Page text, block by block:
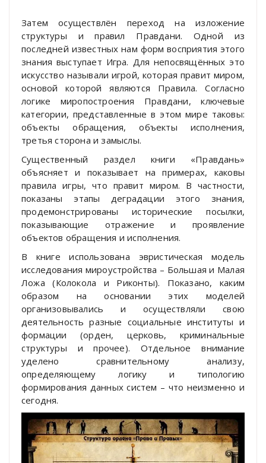
Затем осуществлён переход на изложение
структуры и правил Правдани. Одной из
последней известных нам форм восприятия этого
знания выступает Игра. Для непосвящённых это
искусство называли игрой, которая правит миром,
основой которой являются Правила. Согласно
логике миропостроения Правдани, ключевые
категории, представленные в этом мире таковы:
объекты обращения, объекты исполнения,
третья сторона и замыслы.
Существенный раздел книги «Правдань»
объясняет и показывает на примерах, каковы
правила игры, что правит миром. В частности,
показаны этапы деградации этого знания,
продемонстрированы исторические посылки,
показывающие отражение и проявление
объектов обращения и исполнения.
В книге использована эвристическая модель
исследования мироустройства – Большая и Малая
Ложа (Колокола и Риконты). Показано, каким
образом на основании этих моделей
организовывались и осуществляли свою
деятельность разные социальные институты и
формации (орден, церковь, криминальные
структуры и прочее). Отдельное внимание
уделено сравнительному анализу,
определяющему логику и типологию
формирования данных систем – что неизменно и
сегодня.